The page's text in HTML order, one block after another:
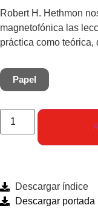
Robert H. Hethmon
magnetofónica las
práctica como
Lee Strasberg.
enseñado y
Papel
Descargar índice
Descargar portada